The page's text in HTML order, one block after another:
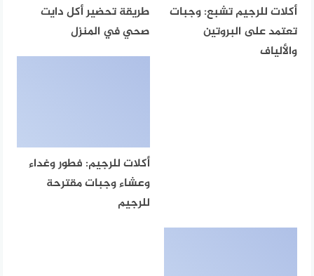
أكلات للرجيم تشبع: وجبات
تعتمد على البروتين
والألياف
طريقة تحضير أكل دايت
صحي في المنزل
أكلات للرجيم: فطور وغداء
وعشاء وجبات مقترحة
للرجيم